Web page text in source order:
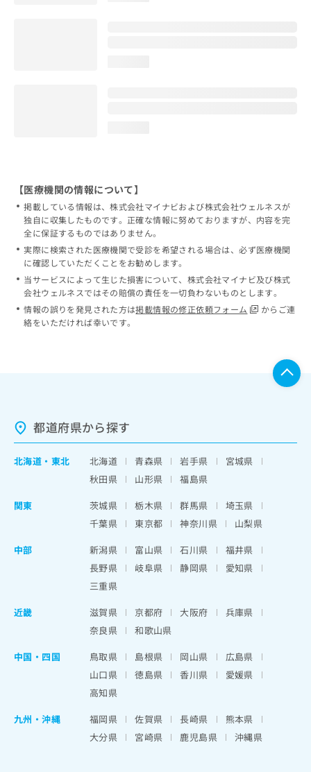
【医療機関の情報について】
掲載している情報は、株式会社マイナビおよび株式会社ウェルネスが
独自に収集したものです。正確な情報に努めておりますが、内容を完
全に保証するものではありません。
実際に検索された医療機関で受診を希望される場合は、必ず医療機関
に確認していただくことをお勧めします。
当サービスによって生じた損害について、株式会社マイナビ及び株式
会社ウェルネスではその賠償の責任を一切負わないものとします。
情報の誤りを発見された方は掲載情報の修正依頼フォーム
からご連
絡をいただければ幸いです。
都道府県から探す
北海道 ・ 東北 北海道 青森県 岩手県
宮城県
秋田県
山形県
福島県
関東
茨城県 栃木県 群馬県
埼玉県
千葉県
東京都 神奈川県
山梨県
中部
新潟県 富山県 石川県
福井県
長野県
岐阜県 静岡県
愛知県
三重県
近畿
滋賀県 京都府 大阪府
兵庫県
奈良県
和歌山県
中国・四国
鳥取県 島根県 岡山県
広島県
山口県
徳島県 香川県
愛媛県
高知県
九州・沖縄
福岡県 佐賀県 長崎県
熊本県
大分県
宮崎県 鹿児島県 沖縄県